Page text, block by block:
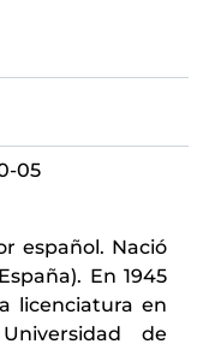
05
español. Nació
En 1945
licenciatura en
de